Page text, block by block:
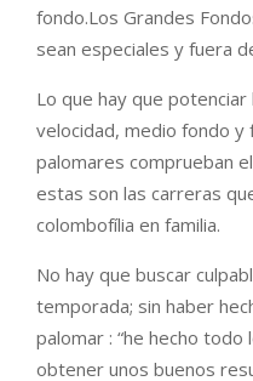
fondo.Los Grandes
sean especiales y fuera
Lo que hay que
velocidad, medio fondo y
palomares comprueban
estas son las carreras
colombofília en familia.
No hay que buscar
temporada; sin haber
palomar : “he hecho
obtener unos buenos